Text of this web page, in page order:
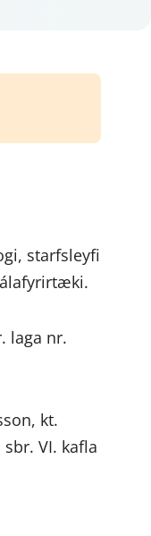
starfsleyfi
laga nr.
kt.
VI. kafla